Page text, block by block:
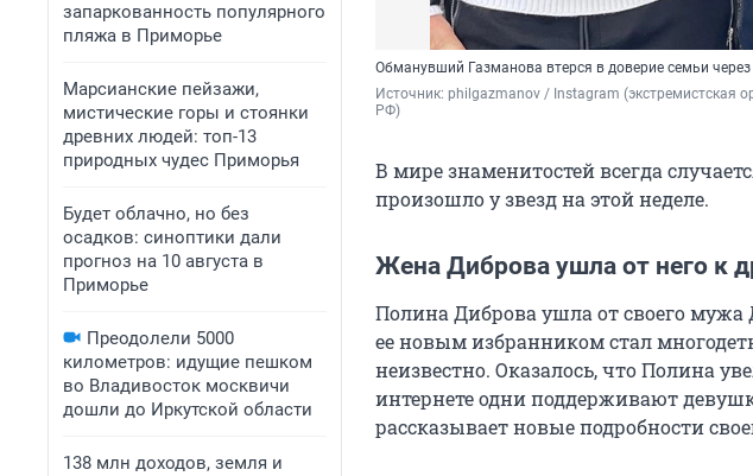
запаркованность популярного
пляжа в Приморье
Марсианские пейзажи,
мистические горы и стоянки
древних людей: топ-13
природных чудес Приморья
Будет облачно, но без
осадков: синоптики дали
прогноз на 10 августа в
Приморье
Преодолели 5000
километров: идущие пешком
во Владивосток москвичи
дошли до Иркутской области
138 млн доходов, земля и
Обманувший Газманова втерся в доверие семьи
Источник: philgazmanov / Instagram (экстремистская
РФ)
В мире знаменитостей всегда
произошло у звезд на этой неделе.
Жена Диброва ушла от него к
Полина Диброва ушла от своего
ее новым избранником стал
неизвестно. Оказалось, что Полина
интернете одни поддерживают
рассказывает новые подробности